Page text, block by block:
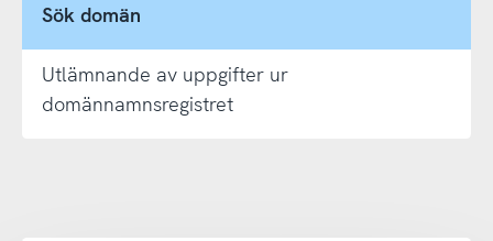
Sök domän
Utlämnande av uppgifter ur
domännamnsregistret